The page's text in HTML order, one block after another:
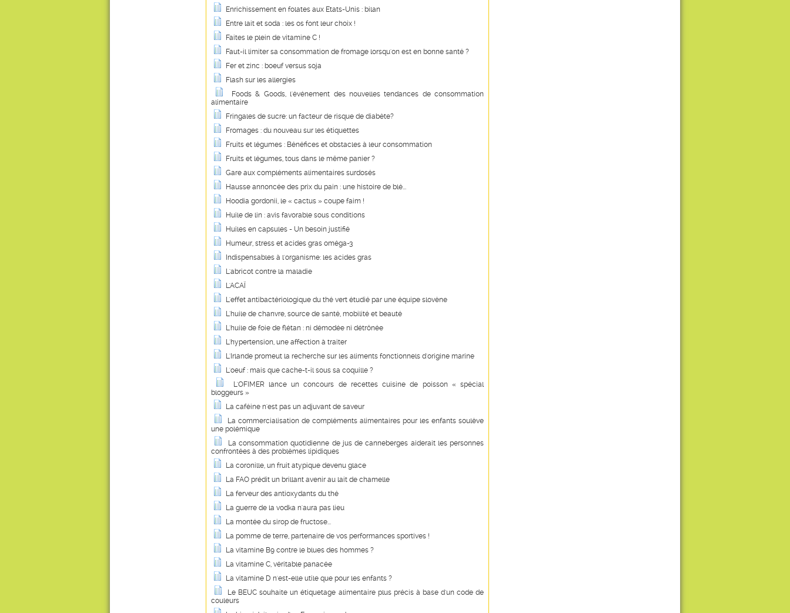
Enrichissement en folates aux Etats-Unis : bilan
Entre lait et soda : les os font leur choix !
Faites le plein de vitamine C !
Faut-il limiter sa consommation de fromage lorsqu'on est en bonne santé ?
Fer et zinc : boeuf versus soja
Flash sur les allergies
Foods & Goods, l'événement des nouvelles tendances de consommation
alimentaire
Fringales de sucre: un facteur de risque de diabète?
Fromages : du nouveau sur les étiquettes
Fruits et légumes : Bénéfices et obstacles à leur consommation
Fruits et légumes, tous dans le même panier ?
Gare aux compléments alimentaires surdosés
Hausse annoncée des prix du pain : une histoire de blé...
Hoodia gordonii, le « cactus » coupe faim !
Huile de lin : avis favorable sous conditions
Huiles en capsules - Un besoin justifié
Humeur, stress et acides gras oméga-3
Indispensables à l'organisme: les acides gras
L'abricot contre la maladie
L'ACAÏ
L'effet antibactériologique du thé vert étudié par une équipe slovène
L'huile de chanvre, source de santé, mobilité et beauté
L'huile de foie de flétan : ni démodée ni détrônée
L'hypertension, une affection à traiter
L'Irlande promeut la recherche sur les aliments fonctionnels d'origine marine
L'oeuf : mais que cache-t-il sous sa coquille ?
L'OFIMER lance un concours de recettes cuisine de poisson « spécial
bloggeurs »
La caféine n'est pas un adjuvant de saveur
La commercialisation de compléments alimentaires pour les enfants soulève
une polémique
La consommation quotidienne de jus de canneberges aiderait les personnes
confrontées à des problèmes lipidiques
La coronille, un fruit atypique devenu glace
La FAO prédit un brillant avenir au lait de chamelle
La ferveur des antioxydants du thé
La guerre de la vodka n'aura pas lieu
La montée du sirop de fructose...
La pomme de terre, partenaire de vos performances sportives !
La vitamine B9 contre le blues des hommes ?
La vitamine C, véritable panacée
La vitamine D n'est-elle utile que pour les enfants ?
Le BEUC souhaite un étiquetage alimentaire plus précis à base d'un code de
couleurs